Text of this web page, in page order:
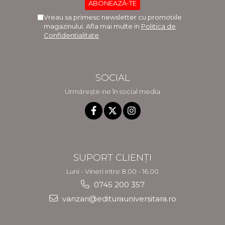
Vreau sa primesc newsletter cu promotiile
magazinului. Afla mai multe in Politica de
Confidentialitate
SOCIAL
Urmărește-ne în social media
SUPORT CLIENȚI
Luni - Vineri intre 8.00 - 16.00
0745 200 357
vanzari@editurauniversitara.ro